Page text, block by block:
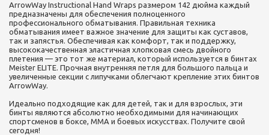
ArrowWay Instructional Hand Wraps размером 142 дюйма каждый
предназначены для обеспечения полноценного
профессионального обматывания. Правильная техника
обматывания имеет важное значение для защиты как суставов,
так и запястья. Обеспечивая как комфорт, так и поддержку,
высококачественная эластичная хлопковая смесь двойного
плетения — это тот же материал, который используется в бинтах
Meister ELITE. Прочная внутренняя петля для большого пальца и
увеличенные секции с липучками облегчают крепление этих бинтов
ArrowWay.
Идеально подходящие как для детей, так и для взрослых, эти
бинты являются абсолютно необходимыми для начинающих
спортсменов в боксе, ММА и боевых искусствах. Получите свой
сегодня!